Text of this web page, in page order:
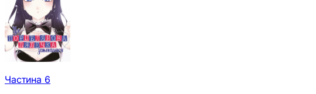
Частина 6